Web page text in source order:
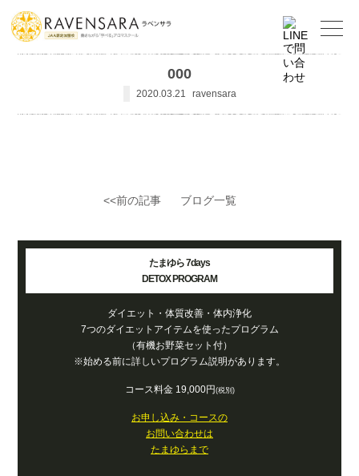
000
2020.03.21 ravensara
<<前の記事 ブログ一覧
たまゆら 7days
DETOX PROGRAM
ダイエット・体質改善・体内浄化
7つのダイエットアイテムを使ったプログラム
（有機お野菜セット付）
※始める前に詳しいプログラム説明があります。
コース料金 19,000円(税別)
お申し込み・コースの
お問い合わせは
たまゆらまで